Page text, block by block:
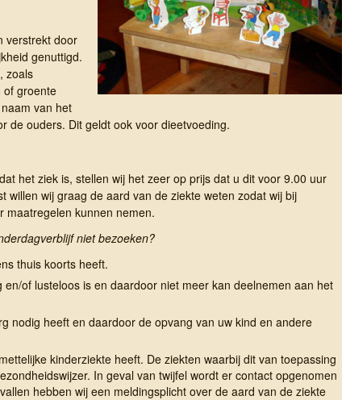
verstrekt door
genuttigd.
zoals
of groente
van het
de ouders. Dit geldt ook voor dieetvoeding.
het ziek is, stellen wij het zeer op prijs dat u dit voor 9.00 uur
willen wij graag de aard van de ziekte weten zodat wij bij
maatregelen kunnen nemen.
niet bezoeken?
thuis koorts heeft.
en/of lusteloos is en daardoor niet meer kan deelnemen aan het
nodig heeft en daardoor de opvang van uw kind en andere
kinderziekte heeft. De ziekten waarbij dit van toepassing
In geval van twijfel wordt er contact opgenomen
hebben wij een meldingsplicht over de aard van de ziekte